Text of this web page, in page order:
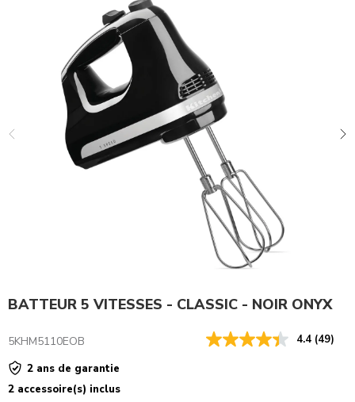
BATTEUR 5 VITESSES - CLASSIC - NOIR ONYX
5KHM5110EOB 4.4 (49)
2 ans de garantie
2 accessoire(s) inclus